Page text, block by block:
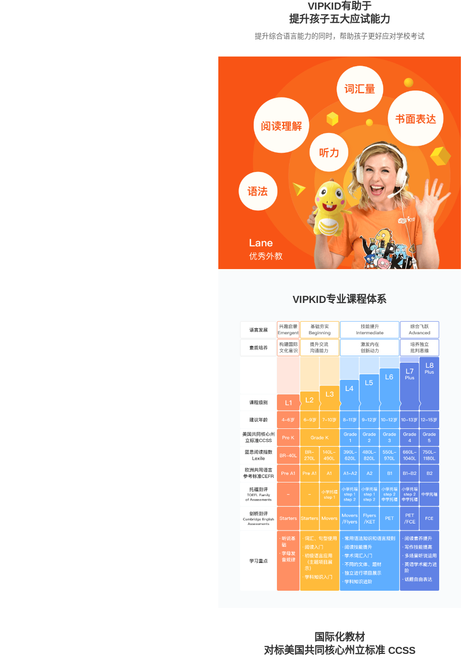
VIPKID有助于
提升孩子五大应试能力
提升综合语言能力的同时，帮助孩子更好应对学校考试
VIPKID专业课程体系
国际化教材
对标美国共同核心州立标准 CCSS